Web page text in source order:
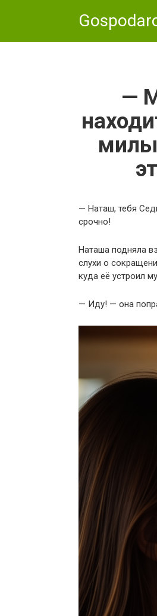
—
— Наташ, тебя
срочно!
Наташа подняла
слухи о
куда её устроил
— Иду! — она